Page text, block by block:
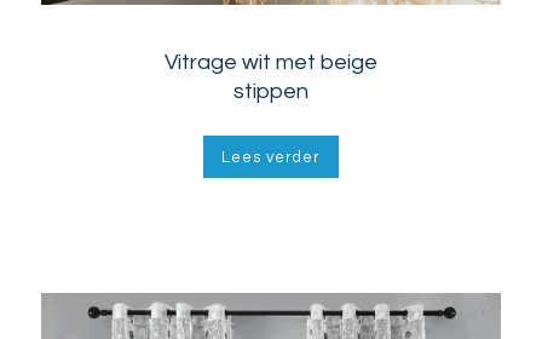
Vitrage wit met beige
stippen
Lees verder